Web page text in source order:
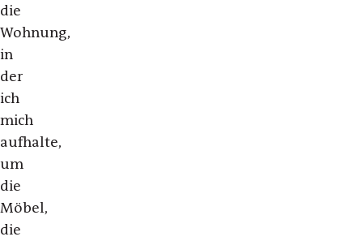
die
Wohnung,
in
der
ich
mich
aufhalte,
um
die
Möbel,
die